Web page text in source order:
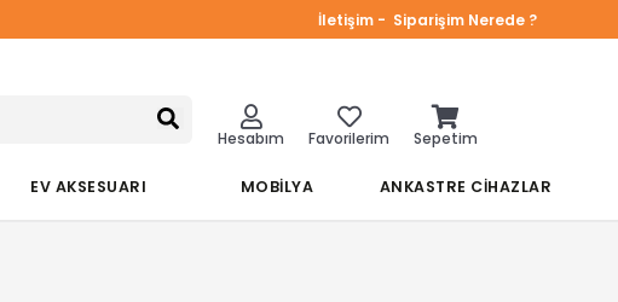
İletişim - Siparişim Nerede ?
Hesabım Favorilerim Sepetim
EV AKSESUARI MOBİLYA ANKASTRE CİHAZLAR